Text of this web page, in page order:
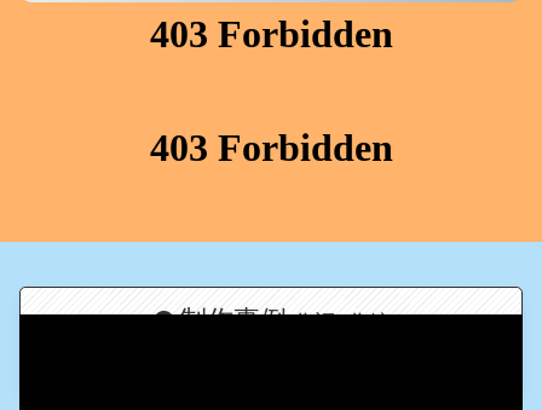
制作事例(作詞&作編